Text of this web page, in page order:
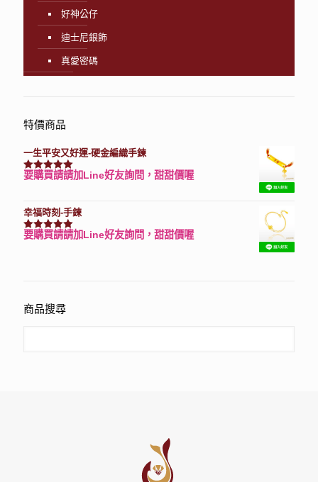
好神公仔
迪士尼銀飾
真愛密碼
特價商品
一生平安又好運-硬金編織手鍊
評分7740滿分 5
要購買請請加Line好友詢問，甜甜價喔
幸福時刻-手鍊
評分3150滿分 5
要購買請請加Line好友詢問，甜甜價喔
商品搜尋